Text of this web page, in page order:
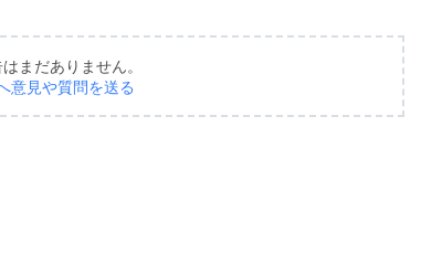
まだありません。
意見や質問を送る